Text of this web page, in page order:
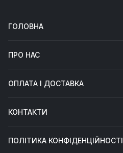
ГОЛОВНА
ПРО НАС
ОПЛАТА І ДОСТАВКА
КОНТАКТИ
ПОЛІТИКА КОНФІДЕНЦІЙНОСТІ